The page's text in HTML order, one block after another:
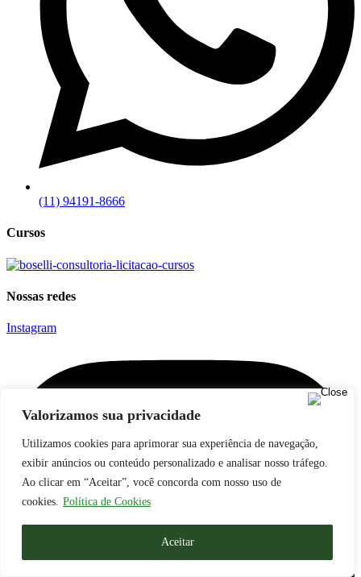
Valorizamos sua privacidade
Utilizamos cookies para aprimorar sua experiência de navegação,
exibir anúncios ou conteúdo personalizado e analisar nosso tráfego.
Ao clicar em “Aceitar”, você concorda com nosso uso de
cookies. Política de Cookies
Aceitar
(11) 94191-8666
Cursos
Nossas redes
Instagram